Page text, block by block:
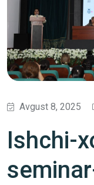
Avgust 8, 2025
Ishchi-